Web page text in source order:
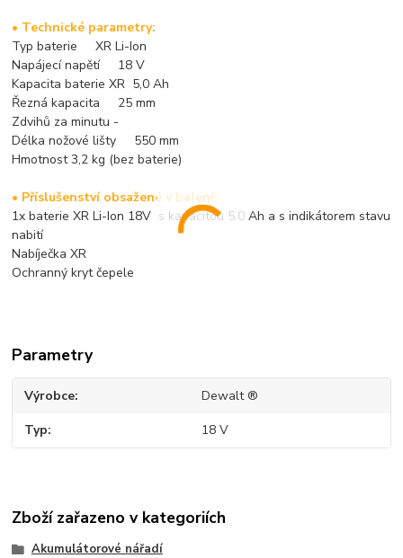
• Technické parametry:
Typ baterie XR Li-Ion
Napájecí napětí 18 V
Kapacita baterie XR 5,0 Ah
Řezná kapacita 25 mm
Zdvihů za minutu -
Délka nožové lišty 550 mm
Hmotnost 3,2 kg (bez baterie)
• Příslušenství obsažené v balení:
1x baterie XR Li-Ion 18V s kapacitou 5.0 Ah a s indikátorem stavu
nabití
Nabíječka XR
Ochranný kryt čepele
Parametry
Výrobce Dewalt ®
Typ 18 V
Zboží zařazeno v kategoriích
Akumulátorové nářadí